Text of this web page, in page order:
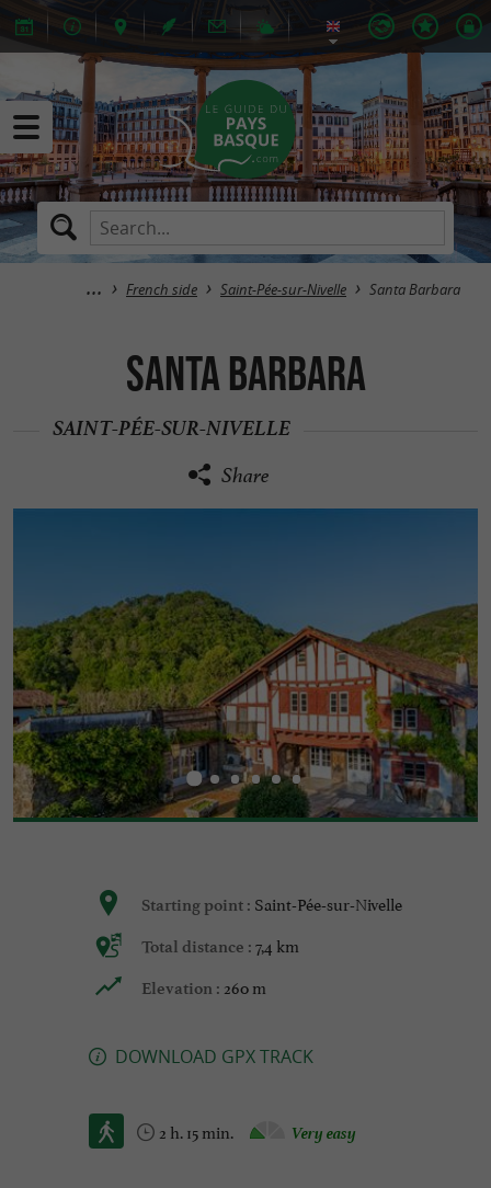
French side Saint-Pée-sur-Nivelle Santa Barbara
Santa Barbara
SAINT-PÉE-SUR-NIVELLE
Share
Starting point : Saint-Pée-sur-Nivelle
Total distance : 7,4 km
Elevation : 260 m
DOWNLOAD GPX TRACK
2 h. 15 min. Very easy